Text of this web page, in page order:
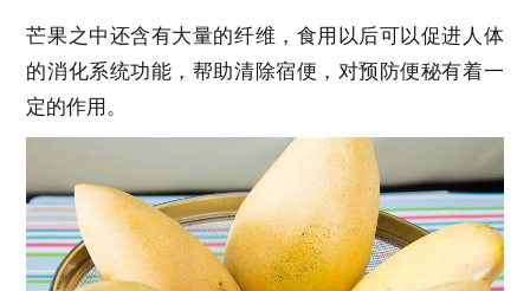
芒果之中还含有大量的纤维，食用以后可以促进人体
的消化系统功能，帮助清除宿便，对预防便秘有着一
定的作用。